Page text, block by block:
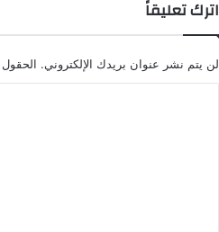
اترك تعليقاً
لن يتم نشر عنوان بريدك الإلكتروني. الحقول